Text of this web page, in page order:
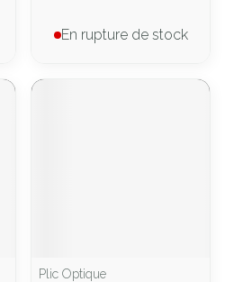
En rupture de stock
Plic Optique